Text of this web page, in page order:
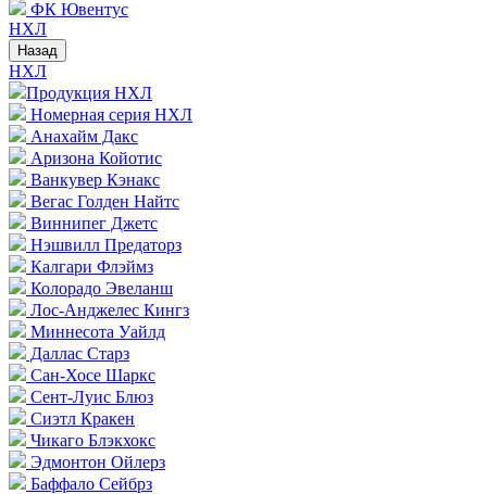
ФК Ювентус
НХЛ
Назад
НХЛ
Продукция НХЛ
Номерная серия НХЛ
Анахайм Дакс
Аризона Койотис
Ванкувер Кэнакс
Вегас Голден Найтс
Виннипег Джетс
Нэшвилл Предаторз
Калгари Флэймз
Колорадо Эвеланш
Лос-Анджелес Кингз
Миннесота Уайлд
Даллас Старз
Сан-Хосе Шаркс
Сент-Луис Блюз
Сиэтл Кракен
Чикаго Блэкхокс
Эдмонтон Ойлерз
Баффало Сейбрз